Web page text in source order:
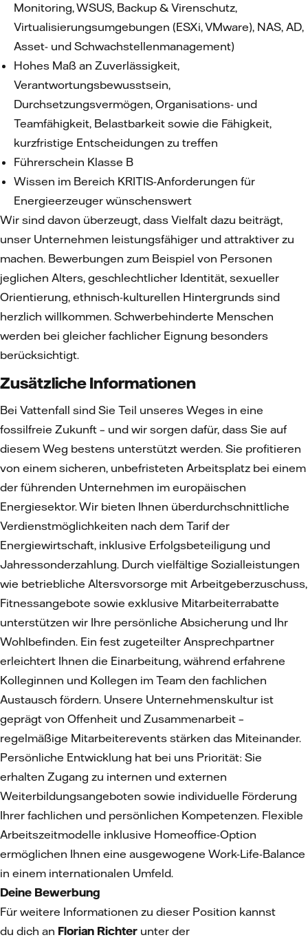
Monitoring, WSUS, Backup & Virenschutz,
Virtualisierungsumgebungen (ESXi, VMware), NAS, AD,
Asset- und Schwachstellenmanagement)
Hohes Maß an Zuverlässigkeit,
Verantwortungsbewusstsein,
Durchsetzungsvermögen, Organisations- und
Teamfähigkeit, Belastbarkeit sowie die Fähigkeit,
kurzfristige Entscheidungen zu treffen
Führerschein Klasse B
Wissen im Bereich KRITIS-Anforderungen für
Energieerzeuger wünschenswert
Wir sind davon überzeugt, dass Vielfalt dazu beiträgt,
unser Unternehmen leistungsfähiger und attraktiver zu
machen. Bewerbungen zum Beispiel von Personen
jeglichen Alters, geschlechtlicher Identität, sexueller
Orientierung, ethnisch-kulturellen Hintergrunds sind
herzlich willkommen. Schwerbehinderte Menschen
werden bei gleicher fachlicher Eignung besonders
berücksichtigt.
Zusätzliche Informationen
Bei Vattenfall sind Sie Teil unseres Weges in eine
fossilfreie Zukunft – und wir sorgen dafür, dass Sie auf
diesem Weg bestens unterstützt werden. Sie profitieren
von einem sicheren, unbefristeten Arbeitsplatz bei einem
der führenden Unternehmen im europäischen
Energiesektor. Wir bieten Ihnen überdurchschnittliche
Verdienstmöglichkeiten nach dem Tarif der
Energiewirtschaft, inklusive Erfolgsbeteiligung und
Jahressonderzahlung. Durch vielfältige Sozialleistungen
wie betriebliche Altersvorsorge mit Arbeitgeberzuschuss,
Fitnessangebote sowie exklusive Mitarbeiterrabatte
unterstützen wir Ihre persönliche Absicherung und Ihr
Wohlbefinden. Ein fest zugeteilter Ansprechpartner
erleichtert Ihnen die Einarbeitung, während erfahrene
Kolleginnen und Kollegen im Team den fachlichen
Austausch fördern. Unsere Unternehmenskultur ist
geprägt von Offenheit und Zusammenarbeit –
regelmäßige Mitarbeiterevents stärken das Miteinander.
Persönliche Entwicklung hat bei uns Priorität: Sie
erhalten Zugang zu internen und externen
Weiterbildungsangeboten sowie individuelle Förderung
Ihrer fachlichen und persönlichen Kompetenzen. Flexible
Arbeitszeitmodelle inklusive Homeoffice-Option
ermöglichen Ihnen eine ausgewogene Work-Life-Balance
in einem internationalen Umfeld.
Deine Bewerbung
Für weitere Informationen zu dieser Position kannst
du dich an Florian Richter unter der